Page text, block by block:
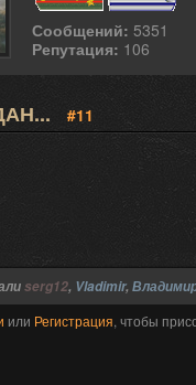
Сообщений: 5351
Репутация: 106
#11
serg12, Vladimir,
или Регистрация, чтобы